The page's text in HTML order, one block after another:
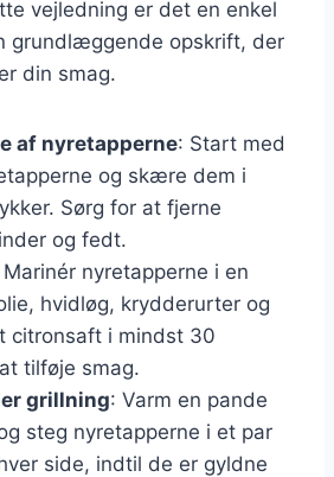
vejledning er det en enkel
grundlæggende opskrift, der
din smag.
af nyretapperne: Start med
og skære dem i
Sørg for at fjerne
og fedt.
Marinér nyretapperne i en
hvidløg, krydderurter og
citronsaft i mindst 30
tilføje smag.
grillning: Varm en pande
steg nyretapperne i et par
side, indtil de er gyldne